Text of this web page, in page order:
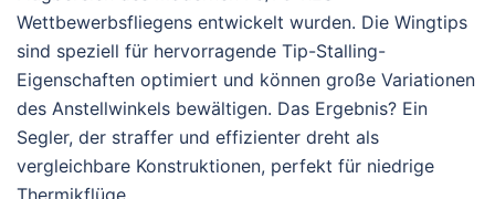
Wettbewerbsfliegens entwickelt wurden. Die Wingtips
sind speziell für hervorragende Tip-Stalling-
Eigenschaften optimiert und können große Variationen
des Anstellwinkels bewältigen. Das Ergebnis? Ein
Segler, der straffer und effizienter dreht als
vergleichbare Konstruktionen, perfekt für niedrige